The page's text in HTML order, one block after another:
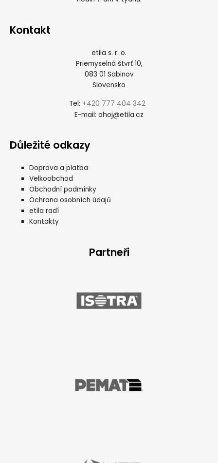
Kontakt
etila s. r. o.
Priemyselná štvrť 10,
083 01 Sabinov
Slovensko
Tel: +420 777 404 342
E-mail: ahoj@etila.cz
Důležité odkazy
Doprava a platba
Velkoobchod
Obchodní podmínky
Ochrana osobních údajů
etila radí
Kontakty
Partneři